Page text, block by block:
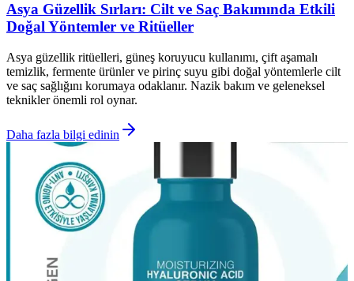
Asya Güzellik Sırları: Cilt ve Saç Bakımında Etkili
Doğal Yöntemler ve Ritüeller
Asya güzellik ritüelleri, güneş koruyucu kullanımı, çift aşamalı
temizlik, fermente ürünler ve pirinç suyu gibi doğal yöntemlerle cilt
ve saç sağlığını korumaya odaklanır. Nazik bakım ve geleneksel
teknikler önemli rol oynar.
Daha fazla bilgi edinin